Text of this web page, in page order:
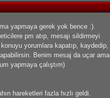
yapmaya gerek yok bence :).
pm atıp, mesajı sildirmeyi
yorumlara kapatıp, kaydedip,
Benim mesaj da uçar ama
yapmaya çalıştım)
hareketleri fazla hızlı geldi.